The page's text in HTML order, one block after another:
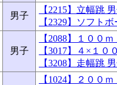
男子
【2215】立幅
【2329】ソフ
男子
【2088】１０
【3017】４×
【3208】走幅
【1024】２０